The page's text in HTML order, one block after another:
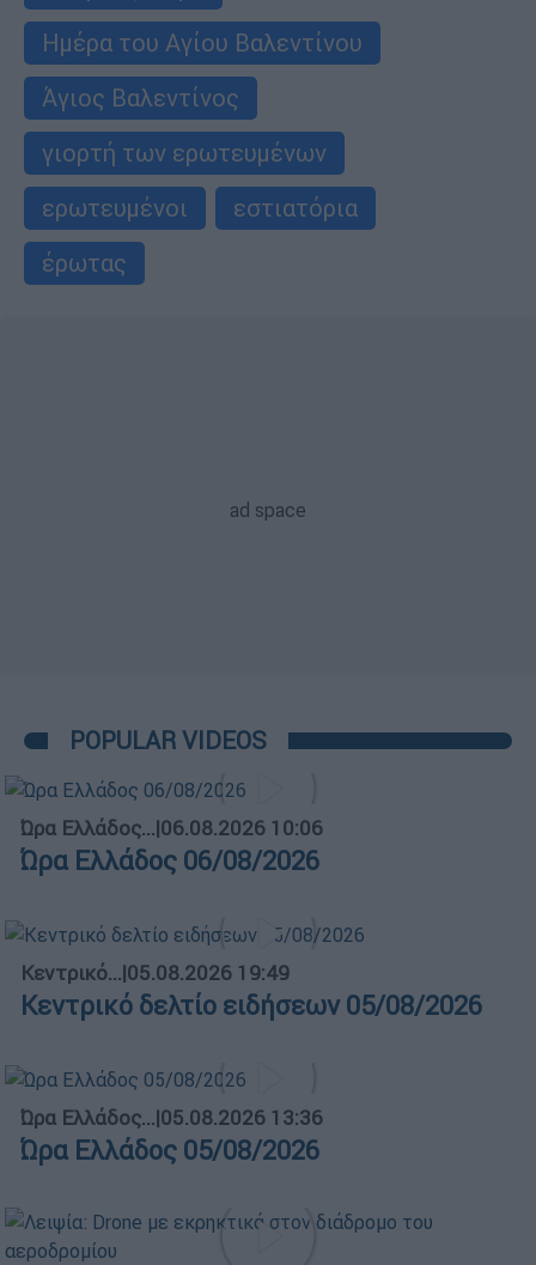
Ημέρα του Αγίου Βαλεντίνου
Άγιος Βαλεντίνος
γιορτή των ερωτευμένων
ερωτευμένοι
εστιατόρια
έρωτας
POPULAR VIDEOS
Ώρα Ελλάδος...|06.08.2026 10:06
Ώρα Ελλάδος 06/08/2026
Κεντρικό...|05.08.2026 19:49
Κεντρικό δελτίο ειδήσεων 05/08/2026
Ώρα Ελλάδος...|05.08.2026 13:36
Ώρα Ελλάδος 05/08/2026